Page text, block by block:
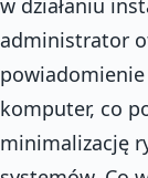
w działaniu
administrator
komputer, co
minimalizację